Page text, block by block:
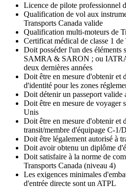
Licence de pilote professionnel
Qualification de vol aux
Transports Canada valide
Qualification multi-moteurs de
Certificat médical de classe 1
Doit posséder l'un des éléments
SAMRA & SARON ; ou IATRA
deux dernières années
Doit être en mesure d'obtenir et
d'identité pour les zones
Doit détenir un passeport valide
Doit être en mesure de voyager
Unis
Doit être en mesure d'obtenir et
transit/membre d'équipage C-1/D
Doit être légalement autorisé à
Doit avoir obtenu un diplôme
Doit satisfaire à la norme de
Transports Canada (niveau 4)
Les exigences minimales
d'entrée directe sont un ATPL